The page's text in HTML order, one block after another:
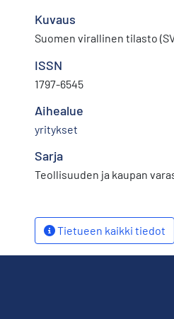
Kuvaus
Suomen virallinen tilasto
ISSN
1797-6545
Aihealue
yritykset
Sarja
Teollisuuden ja kaupan
Tietueen kaikki tiedot